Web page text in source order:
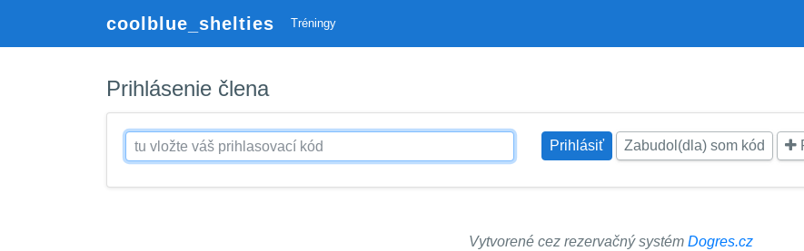
coolblue_shelties Tréningy
Prihlásenie člena
Zabudol(dla) som kód
Vytvorené cez rezervačný systém Dogres.cz